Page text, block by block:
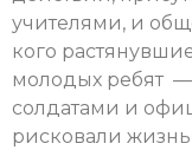
учителями, и
кого
молодых ребят —
солдатами и
рисковали